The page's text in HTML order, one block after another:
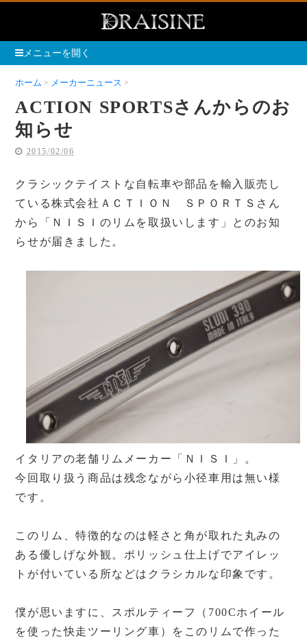
メニューを開く
ホーム メーカーニュース
ACTION SPORTSさんからのお
知らせ
2015/02/06
クラシックテイストな自転車や部品を輸入販売し
ている株式会社ＡＣＴＩＯＮ ＳＰＯＲＴＳさん
から「ＮＩＳＩのリムを取扱いします」とのお知
らせが届きました。
イタリアの老舗リムメーカー「ＮＩＳＩ」。
今回取り扱う商品は残念ながら小径車用は無い様
です。
このリム、特徴的なのは軽さと角が取れた丸みの
ある優しげな外観。ポリッシュ仕上げでアイレッ
トが付いている所などはクラシカルな印象です。
僕が思いますに、スポルティーフ（700Cホイール
を使った快走ツーリング車）をこのリムで作った